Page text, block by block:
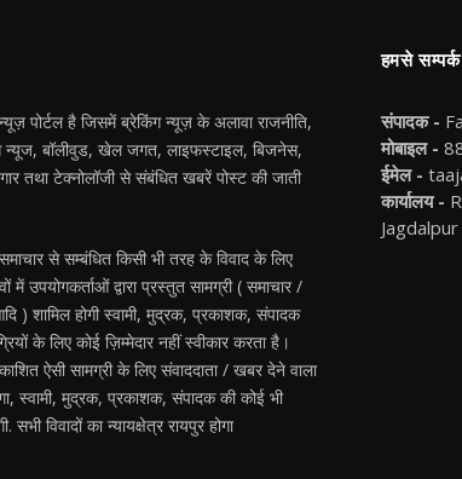
पोर्टल है जिसमें ब्रेकिंग न्यूज़ के अलावा राजनीति,
न्यूज, बॉलीवुड, खेल जगत, लाइफस्टाइल, बिजनेस,
तथा टेक्नोलॉजी से संबंधित खबरें पोस्ट की जाती
से सम्बंधित किसी भी तरह के विवाद के लिए
उपयोगकर्ताओं द्वारा प्रस्तुत सामग्री ( समाचार /
) शामिल होगी स्वामी, मुद्रक, प्रकाशक, संपादक
के लिए कोई ज़िम्मेदार नहीं स्वीकार करता है।
ऐसी सामग्री के लिए संवाददाता / खबर देने वाला
स्वामी, मुद्रक, प्रकाशक, संपादक की कोई भी
सभी विवादों का न्यायक्षेत्र रायपुर होगा
हमसे
संपादक -
मोबाइल -
ईमेल -
कार्यालय -